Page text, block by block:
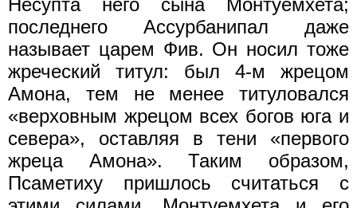
последнего Ассурбанипал даже
называет царем Фив. Он носил тоже
жреческий титул: был 4-м жрецом
Амона, тем не менее титуловался
«верховным жрецом всех богов юга и
севера», оставляя в тени «первого
жреца Амона». Таким образом,
Псаметиху пришлось считаться с